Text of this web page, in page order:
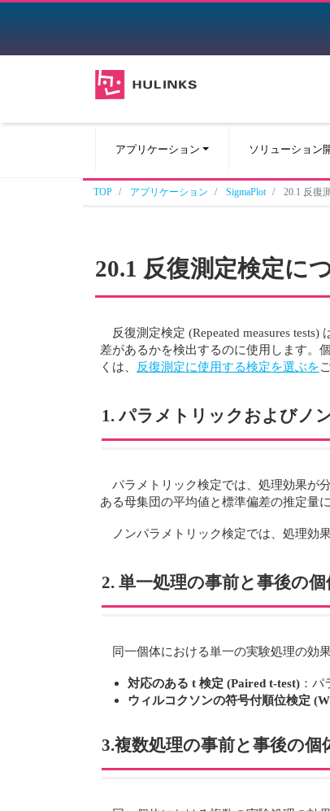
アプリケーション ソリューション
TOP アプリケーション SigmaPlot 20.1 反復
20.1 反復測定検定に
反復測定検定 (Repeated measures
差があるかを検出するのに使用します。
くは、
反復測定に使用する検定を選ぶを
1. パラメトリックおよびノ
パラメトリック検定では、処理効果が
ある母集団の平均値と標準偏差の推定量
ノンパラメトリック検定では、処理効
2. 単一処理の事前と事後の
同一個体における単一の実験処理の効
対応のある t 検定 (Paired t-test) ：
ウィルコクソンの符号付順位検定
3.複数処理の事前と事後の個